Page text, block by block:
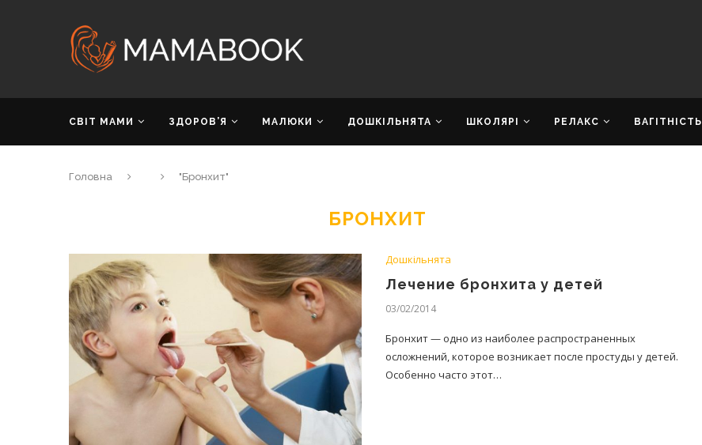
СВІТ МАМИ ЗДОРОВ’Я МАЛЮКИ ДОШКІЛЬНЯТА ШКОЛЯРІ РЕЛАКС ВАГІТНІСТЬ
Головна "Бронхит"
БРОНХИТ
Дошкільнята
Лечение бронхита у детей
03/02/2014
Бронхит — одно из наиболее распространенных
осложнений, которое возникает после простуды у детей.
Особенно часто этот…